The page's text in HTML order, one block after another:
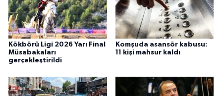
Kökbörü Ligi 2026 Yarı Final
Müsabakaları
gerçekleştirildi
Komşuda asansör kabusu:
11 kişi mahsur kaldı